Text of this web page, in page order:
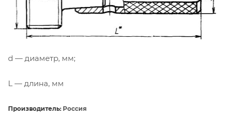
d — диаметр, мм;
L — длина, мм
Производитель: Россия